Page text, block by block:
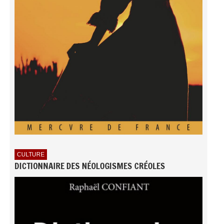
CULTURE
DICTIONNAIRE DES NÉOLOGISMES CRÉOLES